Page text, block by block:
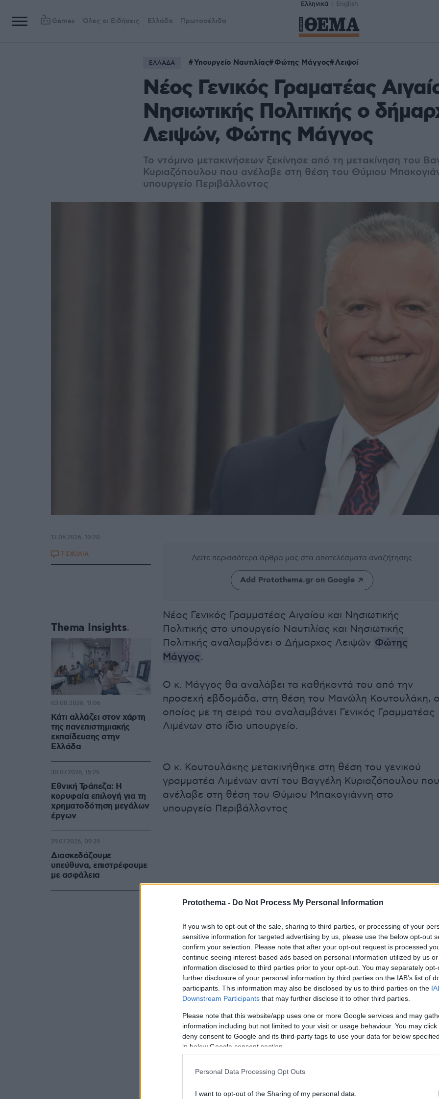
Protothema - Do Not Process My Personal Information
If you wish to opt-out of the sale, sharing to third parties, or processing of your
sensitive information for targeted advertising by us, please use the below opt-out
confirm your selection. Please note that after your opt-out request is processed
continue seeing interest-based ads based on personal information utilized by us
information disclosed to third parties prior to your opt-out. You may separately
further disclosure of your personal information by third parties on the IAB’s list of
participants. This information may also be disclosed by us to third parties on the
Downstream Participants that may further disclose it to other third parties.
Please note that this website/app uses one or more Google services and may
information including but not limited to your visit or usage behaviour. You may
deny consent to Google and its third-party tags to use your data for below
in below Google consent section.
Personal Data Processing Opt Outs
I want to opt-out of the Sharing of my personal data.
Ελληνικά English
Games Όλες οι Ειδήσεις Ελλάδα Πρωτοσέλιδα
ΕΛΛΑΔΑ Υπουργείο Ναυτιλίας Φώτης Μάγγος Λειψοί
Nέος Γενικός Γραματέας
Νησιωτικής Πολιτικής ο
Λειψών, Φώτης Μάγγος
Το ντόμινο μετακινήσεων ξεκίνησε από τη μετακίνηση του
Κυριαζόπουλου που ανέλαβε στη θέση του Θύμιου
υπουργείο Περιβάλλοντος
Δείτε περισσότερα άρθρα μας στα αποτελέσματα αναζήτησης
Add Protothema.gr on Google
Νέος Γενικός Γραμματέας Αιγαίου και Νησιωτικής
Πολιτικής στο υπουργείο Ναυτιλίας και Νησιωτικής
Πολιτικής αναλαμβάνει ο Δήμαρχος Λειψών Φώτης
Μάγγος.
Ο κ. Μάγγος θα αναλάβει τα καθήκοντά του από την
προσεχή εβδομάδα, στη θέση του Μανώλη Κουτουλάκη,
οποίος με τη σειρά του αναλαμβάνει Γενικός Γραμματέας
Λιμένων στο ίδιο υπουργείο.
Ο κ. Κουτουλάκης μετακινήθηκε στη θέση του γενικού
γραμματέα Λιμένων αντί του Βαγγέλη Κυριαζόπουλου που
ανέλαβε στη θέση του Θύμιου Μπακογιάννη στο
υπουργείο Περιβάλλοντος
13.06.2026, 10:20
7 ΣΧΟΛΙΑ
Thema Insights
Κάτι αλλάζει στον χάρτη
της πανεπιστημιακής
εκπαίδευσης στην
Ελλάδα
03.08.2026, 11:06
Εθνική Τράπεζα: Η
κορυφαία επιλογή για τη
χρηματοδότηση μεγάλων
έργων
30.07.2026, 15:25
Διασκεδάζουμε
υπεύθυνα, επιστρέφουμε
με ασφάλεια
29.07.2026, 09:39